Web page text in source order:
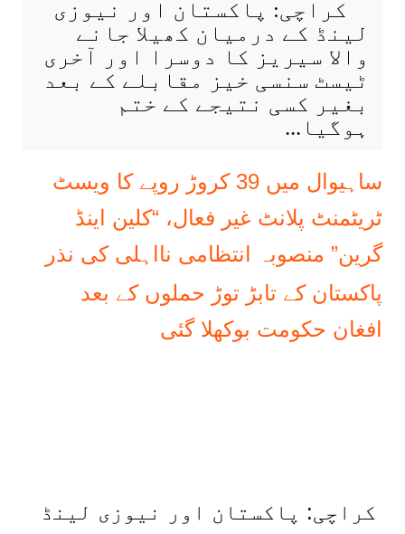
کراچی: پاکستان اور نیوزی
لینڈ کے درمیان کھیلا جانے
والا سیریز کا دوسرا اور آخری
ٹیسٹ سنسی خیز مقابلے کے بعد
بغیر کسی نتیجے کے ختم
ہوگیا...
ساہیوال میں 39 کروڑ روپے کا ویسٹ
ٹریٹمنٹ پلانٹ غیر فعال، “کلین اینڈ
گرین” منصوبہ انتظامی نااہلی کی نذر
پاکستان کے تابڑ توڑ حملوں کے بعد
افغان حکومت بوکھلا گئی
کراچی: پاکستان اور نیوزی لینڈ